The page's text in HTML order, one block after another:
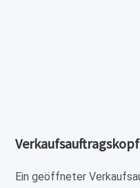
Verkaufsauftragskopf
Ein geöffneter